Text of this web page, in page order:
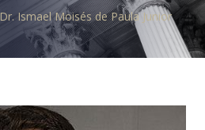
Dr. Ismael Moisés de Paula Junior